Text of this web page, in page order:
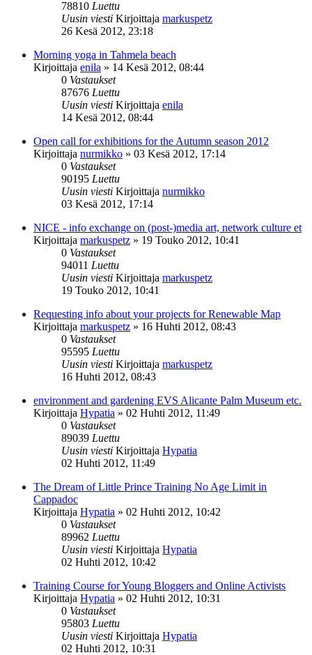
78810 Luettu
Uusin viesti Kirjoittaja markuspetz
26 Kesä 2012, 23:18
Morning yoga in Tahmela beach
Kirjoittaja enila » 14 Kesä 2012, 08:44
0 Vastaukset
87676 Luettu
Uusin viesti Kirjoittaja enila
14 Kesä 2012, 08:44
Open call for exhibitions for the Autumn season 2012
Kirjoittaja nurmikko » 03 Kesä 2012, 17:14
0 Vastaukset
90195 Luettu
Uusin viesti Kirjoittaja nurmikko
03 Kesä 2012, 17:14
NICE - info exchange on (post-)media art, network culture et
Kirjoittaja markuspetz » 19 Touko 2012, 10:41
0 Vastaukset
94011 Luettu
Uusin viesti Kirjoittaja markuspetz
19 Touko 2012, 10:41
Requesting info about your projects for Renewable Map
Kirjoittaja markuspetz » 16 Huhti 2012, 08:43
0 Vastaukset
95595 Luettu
Uusin viesti Kirjoittaja markuspetz
16 Huhti 2012, 08:43
environment and gardening EVS Alicante Palm Museum etc.
Kirjoittaja Hypatia » 02 Huhti 2012, 11:49
0 Vastaukset
89039 Luettu
Uusin viesti Kirjoittaja Hypatia
02 Huhti 2012, 11:49
The Dream of Little Prince Training No Age Limit in
Cappadoc
Kirjoittaja Hypatia » 02 Huhti 2012, 10:42
0 Vastaukset
89962 Luettu
Uusin viesti Kirjoittaja Hypatia
02 Huhti 2012, 10:42
Training Course for Young Bloggers and Online Activists
Kirjoittaja Hypatia » 02 Huhti 2012, 10:31
0 Vastaukset
95803 Luettu
Uusin viesti Kirjoittaja Hypatia
02 Huhti 2012, 10:31